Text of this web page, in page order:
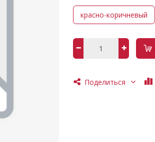
красно-коричневый
Поделиться